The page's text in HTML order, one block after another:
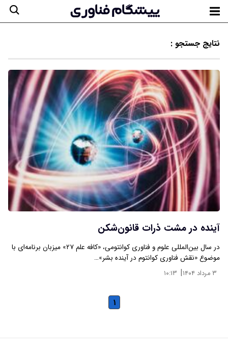
نتایج جستجو :
آینده در مشت ذرات قانون‌شکن
در سال بین‌المللی علوم و فناوری کوانتومی، «کافه علم ۲۷» میزبان برنامه‌ای با
موضوع «نقش فناوری کوانتوم در آینده بشر»…
۳ مرداد ۱۴۰۴ | ۱۰:۱۳
۱